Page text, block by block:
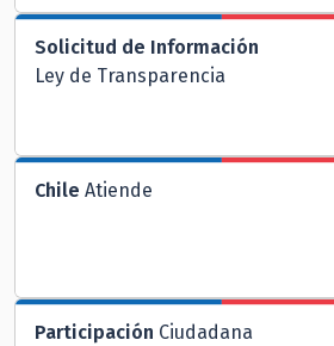
Solicitud de Información
Ley de Transparencia
Chile Atiende
Participación Ciudadana